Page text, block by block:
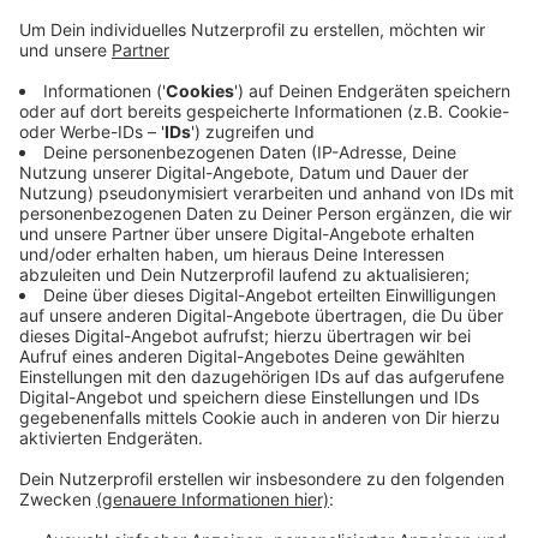
Veröffentlicht:Dienstag, 11.05.2021 12:44
Anzeige
Das betont jetzt noch einmal der Krisenstab des
Kreises. Betroffen sind demnach alle Einrichtungen, in
denen besonders schützenwerte, da vulnerable,
Personengruppen sind, zum Beispiel durch Alter oder
Krankheit. Das Robert-Koch-Institut empfiehlt diese
"doppelte Absicherung" weiterhin.
Anzeige